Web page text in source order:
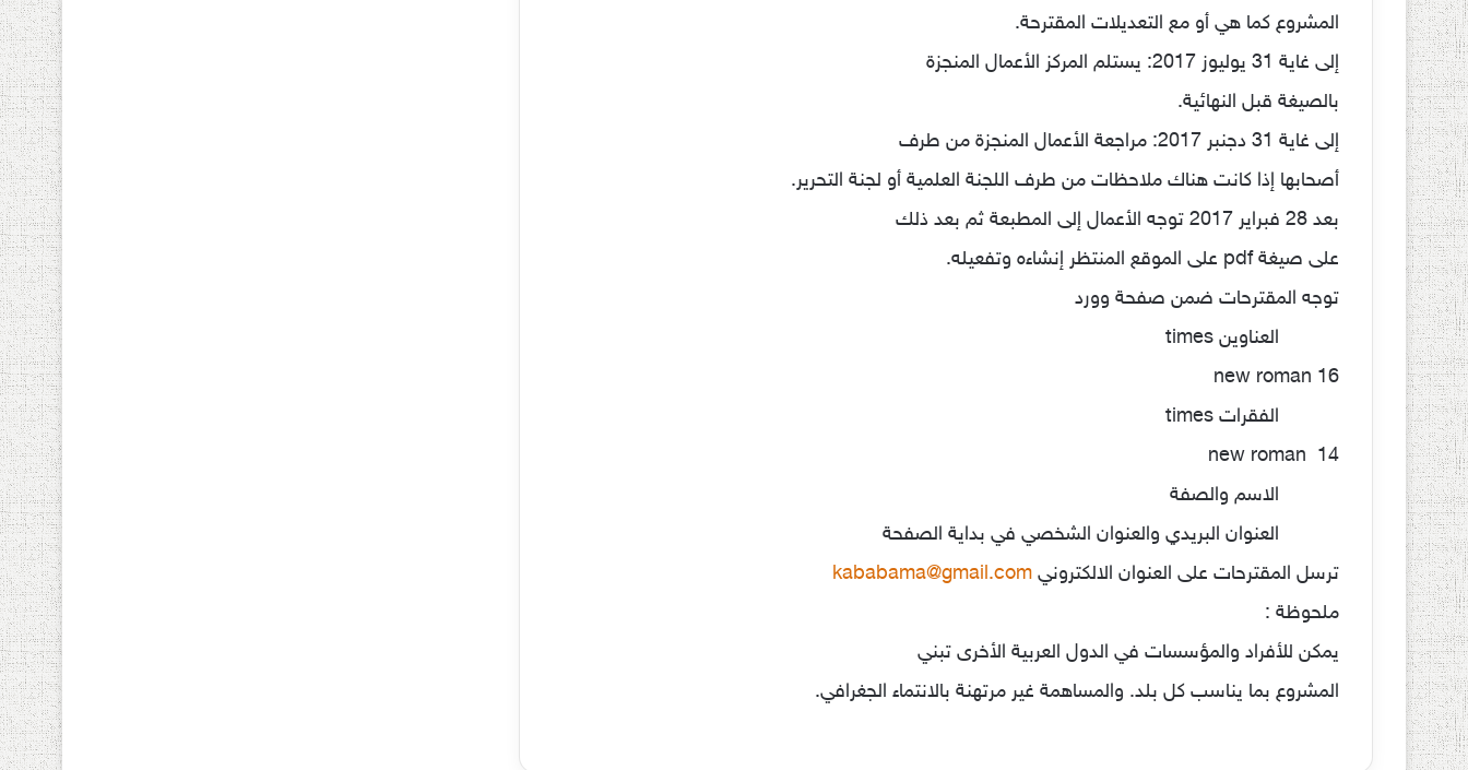
المشروع كما هي أو مع التعديلات المقترحة.
إلى غاية 31 يوليوز 2017: يستلم المركز الأعمال المنجزة
بالصيغة قبل النهائية.
إلى غاية 31 دجنبر 2017: مراجعة الأعمال المنجزة من طرف
أصحابها إذا كانت هناك ملاحظات من طرف اللجنة العلمية أو لجنة التحرير.
بعد 28 فبراير 2017 توجه الأعمال إلى المطبعة ثم بعد ذلك
على صيغة pdf على الموقع المنتظر إنشاءه وتفعيله.
توجه المقترحات ضمن صفحة وورد
العناوين times
new roman 16
الفقرات times
new roman 14
الاسم والصفة
العنوان البريدي والعنوان الشخصي في بداية الصفحة
ترسل المقترحات على العنوان الالكتروني kababama@gmail.com
ملحوظة :
يمكن للأفراد والمؤسسات في الدول العربية الأخرى تبني
المشروع بما يناسب كل بلد. والمساهمة غير مرتهنة بالانتماء الجغرافي.